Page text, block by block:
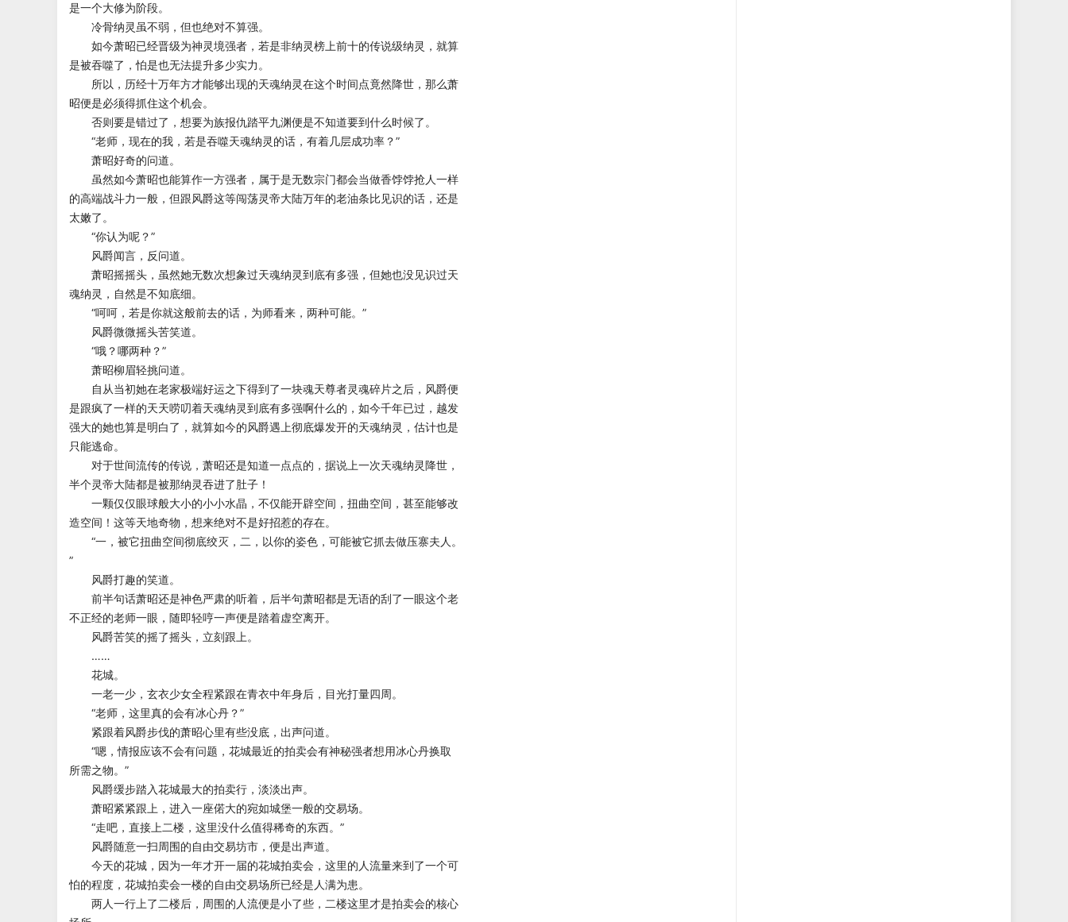
是一个大修为阶段。
冷骨纳灵虽不弱，但也绝对不算强。
如今萧昭已经晋级为神灵境强者，若是非纳灵榜上前十的传说级纳灵，就算
是被吞噬了，怕是也无法提升多少实力。
所以，历经十万年方才能够出现的天魂纳灵在这个时间点竟然降世，那么萧
昭便是必须得抓住这个机会。
否则要是错过了，想要为族报仇踏平九渊便是不知道要到什么时候了。
“老师，现在的我，若是吞噬天魂纳灵的话，有着几层成功率？”
萧昭好奇的问道。
虽然如今萧昭也能算作一方强者，属于是无数宗门都会当做香饽饽抢人一样
的高端战斗力一般，但跟风爵这等闯荡灵帝大陆万年的老油条比见识的话，还是
太嫩了。
“你认为呢？”
风爵闻言，反问道。
萧昭摇摇头，虽然她无数次想象过天魂纳灵到底有多强，但她也没见识过天
魂纳灵，自然是不知底细。
“呵呵，若是你就这般前去的话，为师看来，两种可能。”
风爵微微摇头苦笑道。
“哦？哪两种？”
萧昭柳眉轻挑问道。
自从当初她在老家极端好运之下得到了一块魂天尊者灵魂碎片之后，风爵便
是跟疯了一样的天天唠叨着天魂纳灵到底有多强啊什么的，如今千年已过，越发
强大的她也算是明白了，就算如今的风爵遇上彻底爆发开的天魂纳灵，估计也是
只能逃命。
对于世间流传的传说，萧昭还是知道一点点的，据说上一次天魂纳灵降世，
半个灵帝大陆都是被那纳灵吞进了肚子！
一颗仅仅眼球般大小的小小水晶，不仅能开辟空间，扭曲空间，甚至能够改
造空间！这等天地奇物，想来绝对不是好招惹的存在。
“一，被它扭曲空间彻底绞灭，二，以你的姿色，可能被它抓去做压寨夫人。
”
风爵打趣的笑道。
前半句话萧昭还是神色严肃的听着，后半句萧昭都是无语的刮了一眼这个老
不正经的老师一眼，随即轻哼一声便是踏着虚空离开。
风爵苦笑的摇了摇头，立刻跟上。
……
花城。
一老一少，玄衣少女全程紧跟在青衣中年身后，目光打量四周。
“老师，这里真的会有冰心丹？”
紧跟着风爵步伐的萧昭心里有些没底，出声问道。
“嗯，情报应该不会有问题，花城最近的拍卖会有神秘强者想用冰心丹换取
所需之物。”
风爵缓步踏入花城最大的拍卖行，淡淡出声。
萧昭紧紧跟上，进入一座偌大的宛如城堡一般的交易场。
“走吧，直接上二楼，这里没什么值得稀奇的东西。”
风爵随意一扫周围的自由交易坊市，便是出声道。
今天的花城，因为一年才开一届的花城拍卖会，这里的人流量来到了一个可
怕的程度，花城拍卖会一楼的自由交易场所已经是人满为患。
两人一行上了二楼后，周围的人流便是小了些，二楼这里才是拍卖会的核心